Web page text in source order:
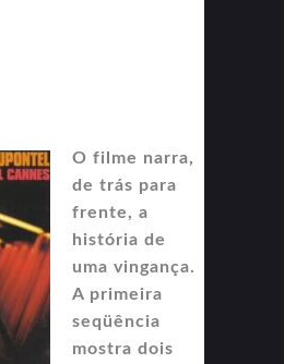
O filme narra,
de trás para
frente, a
história de
uma vingança.
A primeira
seqüência
mostra dois